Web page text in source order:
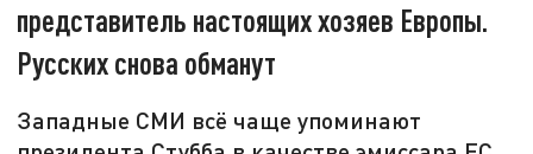
представитель настоящих хозяев Европы.
Русских снова обманут
Западные СМИ всё чаще упоминают